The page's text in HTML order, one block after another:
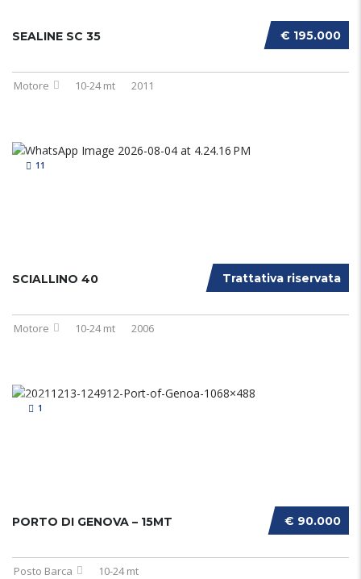
€ 195.000
SEALINE SC 35
Motore 10-24 mt 2011
11
Trattativa riservata
SCIALLINO 40
Motore 10-24 mt 2006
1
€ 90.000
PORTO DI GENOVA – 15MT
Posto Barca 10-24 mt